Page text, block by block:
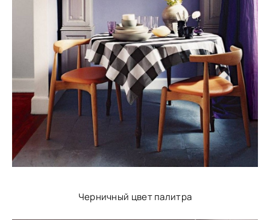
Черничный цвет палитра